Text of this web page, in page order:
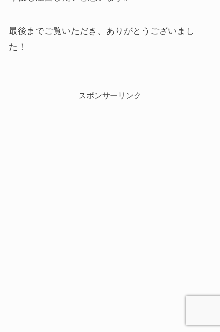
最後までご覧いただき、ありがとうございまし
た！
スポンサーリンク